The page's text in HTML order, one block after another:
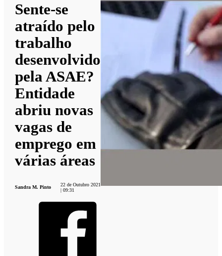
Sente-se
atraído pelo
trabalho
desenvolvido
pela ASAE?
Entidade
abriu novas
vagas de
emprego em
várias áreas
Sandra M. Pinto
22 de Outubro 2021
| 09:31